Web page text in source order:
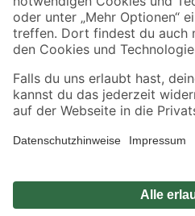
Alle Preisangaben in EUR inkl. gesetzl. MwSt..
Umständen nicht in allen Märkten verfügbar. Die
sich auf den unter "Mein Markt" ausgewählten
*Paketversand ab 59 € versandkostenfrei, gilt
fallen zusätzliche Versandkosten an.
Privatsphäre